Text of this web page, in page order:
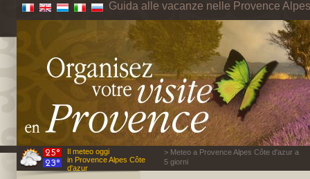
Guida alle vacanze nelle Provence
Il meteo oggi
in Provence Alpes Côte
d'azur
> Meteo a Provence Alpes Côte d'azur a
5 giorni